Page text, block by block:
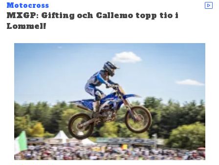
Motocross
MXGP: Gifting och Callemo topp tio i
Lommel!